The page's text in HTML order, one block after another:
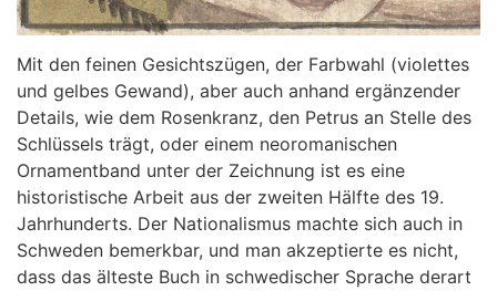
Mit den feinen Gesichtszügen, der Farbwahl (violettes
und gelbes Gewand), aber auch anhand ergänzender
Details, wie dem Rosenkranz, den Petrus an Stelle des
Schlüssels trägt, oder einem neoromanischen
Ornamentband unter der Zeichnung ist es eine
historistische Arbeit aus der zweiten Hälfte des 19.
Jahrhunderts. Der Nationalismus machte sich auch in
Schweden bemerkbar, und man akzeptierte es nicht,
dass das älteste Buch in schwedischer Sprache derart